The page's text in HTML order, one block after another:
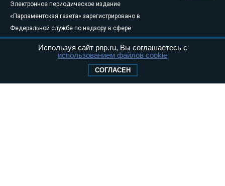
Электронное периодическое издание
«Парламентская газета» зарегистрировано в
Федеральной службе по надзору в сфере
связи, информационных технологий и
массовых коммуникаций (Роскомнадзор) 05
Свидетельство о регистрации Эл № ФС77-
Используя сайт pnp.ru, Вы соглашаетесь с
использованием файлов cookie
СОГЛАСЕН